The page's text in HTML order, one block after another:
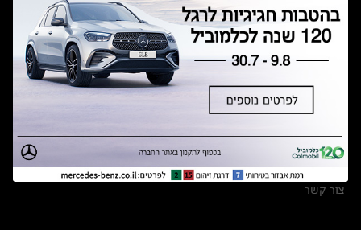
תקנון ימי מכירות 120 לכלמוביל
מצאו אותנו
אולמות תצוגה
מרכזי שירות
צור קשר